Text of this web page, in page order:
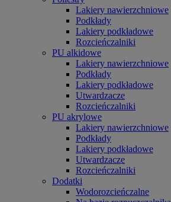
Lakiery nawierzchniowe
Podkłady
Lakiery podkładowe
Rozcieńczalniki
PU alkidowe
Lakiery nawierzchniowe
Podkłady
Lakiery podkładowe
Utwardzacze
Rozcieńczalniki
PU akrylowe
Lakiery nawierzchniowe
Podkłady
Lakiery podkładowe
Utwardzacze
Rozcieńczalniki
Dodatki
Wodorozcieńczalne